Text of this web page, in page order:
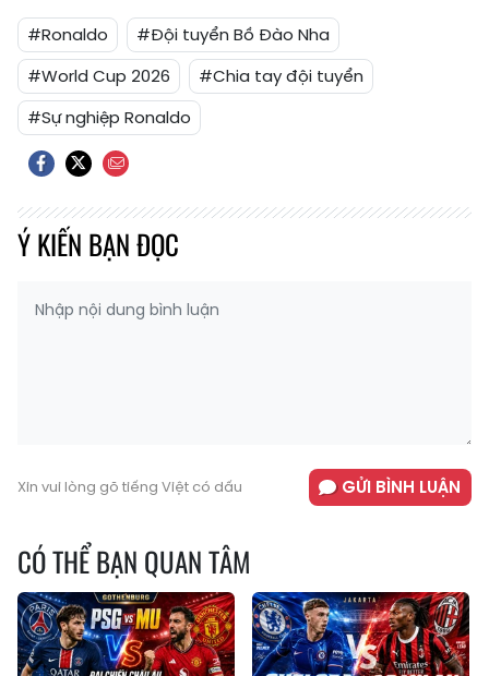
#Ronaldo
#Đội tuyển Bồ Đào Nha
#World Cup 2026
#Chia tay đội tuyển
#Sự nghiệp Ronaldo
Ý KIẾN BẠN ĐỌC
Xin vui lòng gõ tiếng Việt có dấu GỬI BÌNH LUẬN
CÓ THỂ BẠN QUAN TÂM